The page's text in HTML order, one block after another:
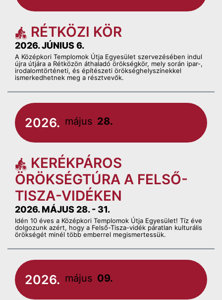
RÉTKÖZI KÖR
2026. JÚNIUS 6.
A Középkori Templomok Útja Egyesület szervezésében indul
újra útjára a Rétközön áthaladó örökségkör, mely során ipar-,
irodalomtörténeti, és építészeti örökséghelyszínekkel
ismerkedhetnek meg a résztvevők.
2026. május 28.
KERÉKPÁROS
ÖRÖKSÉGTÚRA A FELSŐ-
TISZA-VIDÉKEN
2026. MÁJUS 28. - 31.
Idén 10 éves a Középkori Templomok Útja Egyesület! Tíz éve
dolgozunk azért, hogy a Felső-Tisza-vidék páratlan kulturális
örökségét minél több emberrel megismertessük.
2026. május 09.